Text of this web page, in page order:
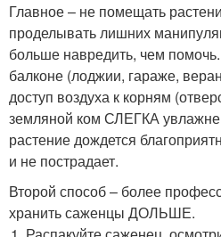
Главное – не помещать
проделывать лишних
больше навредить, чем
балконе (лоджии, гараже,
доступ воздуха к корням
земляной ком СЛЕГКА
растение дождется
и не пострадает.
Второй способ – более
хранить саженцы ДОЛЬШЕ.